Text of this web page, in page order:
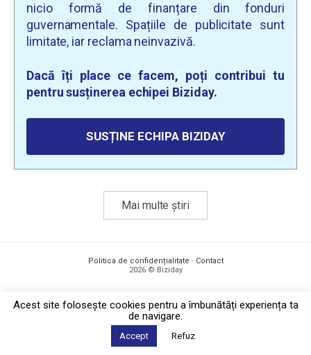
nicio formă de finanțare din fonduri
guvernamentale. Spațiile de publicitate sunt
limitate, iar reclama neinvazivă.
Dacă îți place ce facem, poți contribui tu
pentru susținerea echipei Biziday.
SUSȚINE ECHIPA BIZIDAY
Mai multe știri
Politica de confidențialitate · Contact
2026 © Biziday
Acest site foloseşte cookies pentru a îmbunătăți experiența ta
de navigare.
Accept Refuz